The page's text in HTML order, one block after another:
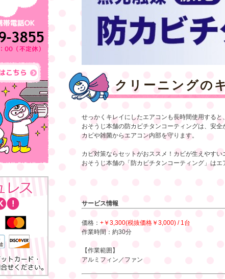
クリーニングの
せっかくキレイにしたエアコンも長時間使用すると
おそうじ本舗の防カビチタンコーティングは、安
カビや雑菌からエアコン内部を守ります。
カビ対策ならセットがおススメ！カビが生えやす
おそうじ本舗の「防カビチタンコーティング」は
サービス情報
価格： +￥3,300(税抜価格￥3,000) / 1台
作業時間：約30分
【作業範囲】
アルミフィン／ファン